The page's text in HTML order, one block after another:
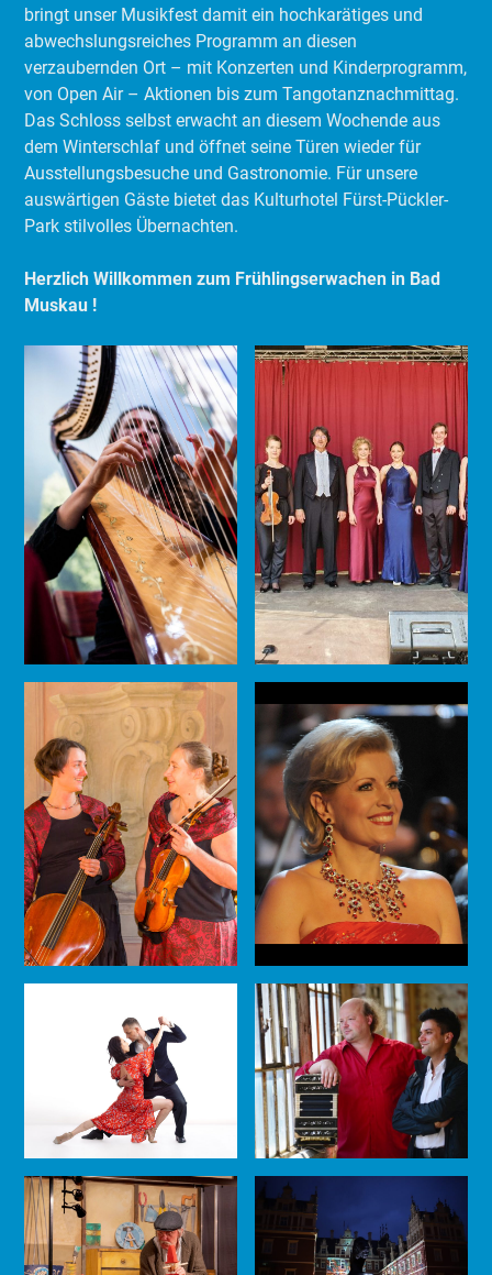
bringt unser Musikfest damit ein hochkarätiges und
abwechslungsreiches Programm an diesen
verzaubernden Ort – mit Konzerten und Kinderprogramm,
von Open Air – Aktionen bis zum Tangotanznachmittag.
Das Schloss selbst erwacht an diesem Wochende aus
dem Winterschlaf und öffnet seine Türen wieder für
Ausstellungsbesuche und Gastronomie. Für unsere
auswärtigen Gäste bietet das Kulturhotel Fürst-Pückler-
Park stilvolles Übernachten.
Herzlich Willkommen zum Frühlingserwachen in Bad
Muskau !